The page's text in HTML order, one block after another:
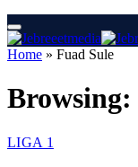
Home » Fuad Sule
Browsing:
LIGA 1